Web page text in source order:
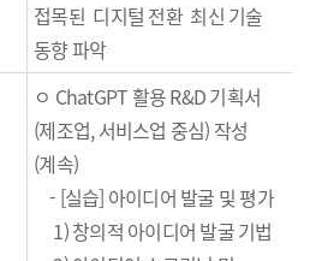
접목된 디지털 전환 최신 기술
동향 파악
ㅇ ChatGPT 활용 R&D 기획서
(제조업, 서비스업 중심) 작성
(계속)
- [실습] 아이디어 발굴 및 평가
1) 창의적 아이디어 발굴 기법